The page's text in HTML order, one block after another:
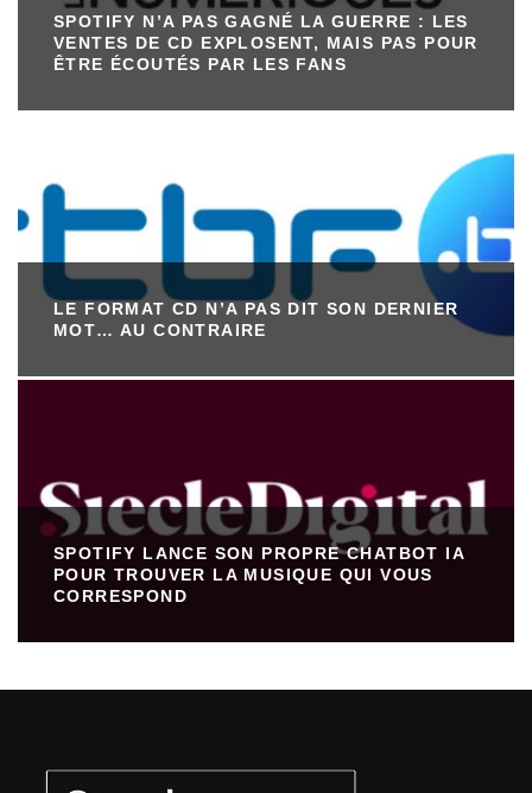
SPOTIFY N’A PAS GAGNÉ LA GUERRE : LES
VENTES DE CD EXPLOSENT, MAIS PAS POUR
ÊTRE ÉCOUTÉS PAR LES FANS
LE FORMAT CD N’A PAS DIT SON DERNIER
MOT… AU CONTRAIRE
SPOTIFY LANCE SON PROPRE CHATBOT IA
POUR TROUVER LA MUSIQUE QUI VOUS
CORRESPOND